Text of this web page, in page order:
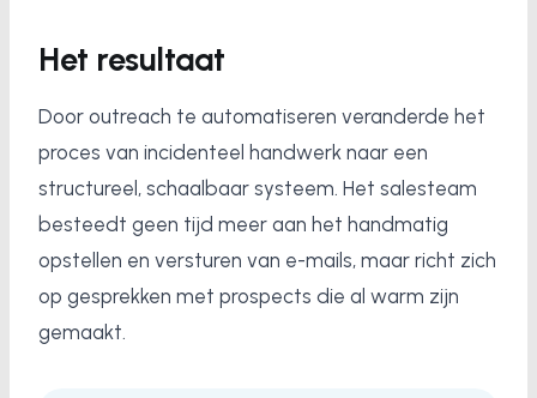
Het resultaat
Door outreach te automatiseren veranderde het
proces van incidenteel handwerk naar een
structureel, schaalbaar systeem. Het salesteam
besteedt geen tijd meer aan het handmatig
opstellen en versturen van e-mails, maar richt zich
op gesprekken met prospects die al warm zijn
gemaakt.